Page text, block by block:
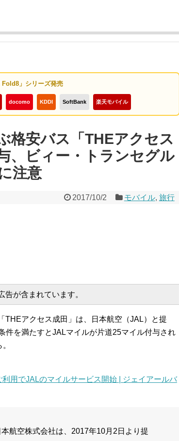
Fold8」シリーズ発売
docomo KDDI SoftBank 楽天モバイル
格安バス「THEアクセス
、ビィー・トランセグル
注意
2017/10/2 モバイル, 旅行
が含まれています。
THEアクセス成田」は、日本航空（JAL）と提
件を満たすとJALマイルが片道25マイル付与され
用でJALのマイルサービス開始 | ジェイアールバ
航空株式会社は、2017年10月2日より提